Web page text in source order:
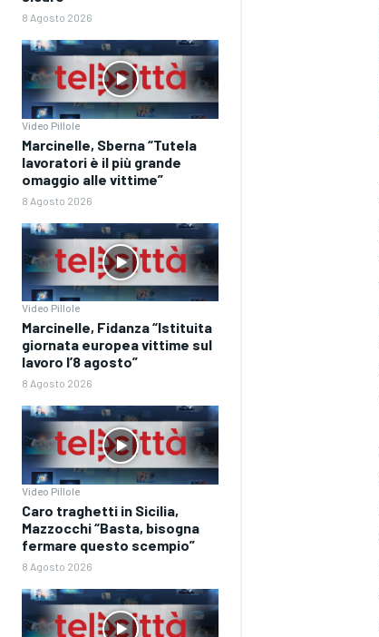
8 Agosto 2026
Video Pillole
Marcinelle, Sberna “Tutela
lavoratori è il più grande
omaggio alle vittime”
8 Agosto 2026
Video Pillole
Marcinelle, Fidanza “Istituita
giornata europea vittime sul
lavoro l’8 agosto”
8 Agosto 2026
Video Pillole
Caro traghetti in Sicilia,
Mazzocchi “Basta, bisogna
fermare questo scempio”
8 Agosto 2026